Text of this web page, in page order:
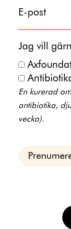
E-post
Jag vill
En kurerad
antibiotika,
vecka).